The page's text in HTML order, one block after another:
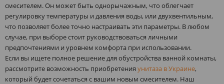
смесителем. Он может быть однорычажным, что облегчает
регулировку температуры и давления воды, или двухвентильным,
что позволяет более точно настраивать эти параметры. В любом
случае, при выборе стоит руководствоваться личными
предпочтениями и уровнем комфорта при использовании.
Если вы ищете полное решение для обустройства ванной комнаты,
рассмотрите возможность приобретения унитаза в Украине,
который будет сочетаться с вашим новым смесителем. Наш